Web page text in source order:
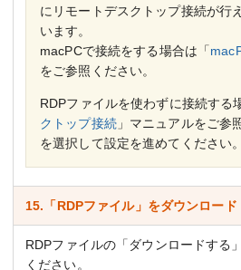
にリモートデスクトップ接続が行
います。
macPCで接続をする場合は「
をご参照ください。
RDPファイルを使わずに接続する
クトップ接続」マニュアルをご参
を選択して設定を進めてください。
15.「RDPファイル」をダウンロード
RDPファイルの「ダウンロードする
ください。